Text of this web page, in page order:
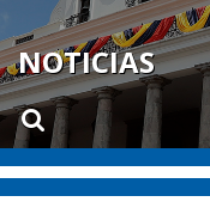
NOTICIAS